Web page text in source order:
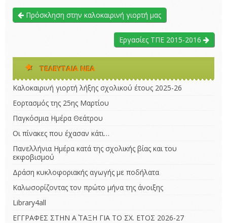
Πρόσκληση στην καλοκαιρινή γιορτή μας
Εργασίες ΤΠΕ 2015-2016
ΤΕΛΕΥΤΑΊΑ ΝΈΑ
Καλοκαιρινή γιορτή λήξης σχολικού έτους 2025-26
Εορτασμός της 25ης Μαρτίου
Παγκόσμια Ημέρα Θεάτρου
Οι πίνακες που έχασαν κάτι…
Πανελλήνια Ημέρα κατά της σχολικής βίας και του
εκφοβισμού
Δράση κυκλοφοριακής αγωγής με ποδήλατα
Καλωσορίζοντας τον πρώτο μήνα της άνοιξης
Library4all
ΕΓΓΡΑΦΕΣ ΣΤΗΝ Α΄ ΤΑΞΗ ΓΙΑ ΤΟ ΣΧ. ΕΤΟΣ 2026-27